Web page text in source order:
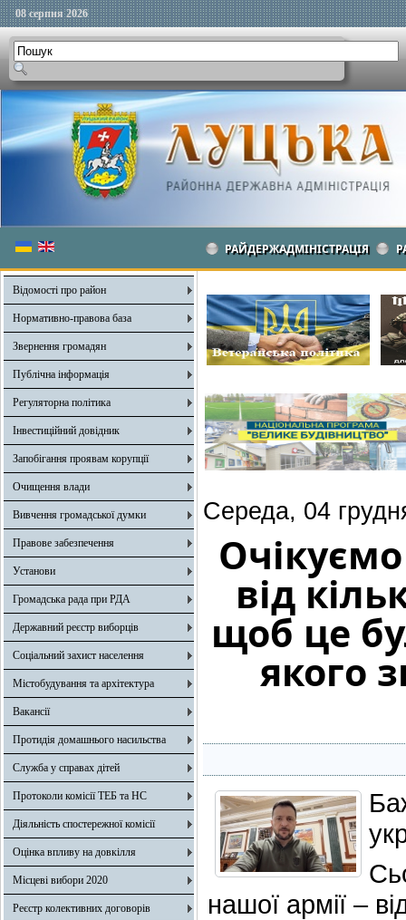
08 серпня 2026
РАЙДЕРЖАДМІНІСТРАЦІЯ
Відомості про район
Нормативно-правова база
Звернення громадян
Публічна інформація
Регуляторна політика
Інвестиційний довідник
Запобігання проявам корупції
Очищення влади
Вивчення громадської думки
Правове забезпечення
Установи
Громадська рада при РДА
Державний реєстр виборців
Соціальний захист населення
Містобудування та архітектура
Вакансії
Протидія домашнього насильства
Служба у справах дітей
Протоколи комісії ТЕБ та НС
Діяльність спостережної комісії
Оцінка впливу на довкілля
Місцеві вибори 2020
Реєстр колективних договорів
Середа, 04
від
щоб це
якого
нашої армії –